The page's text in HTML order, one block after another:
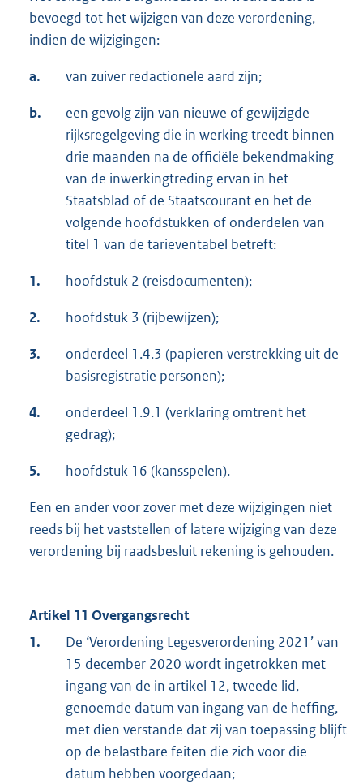
bevoegd tot het wijzigen van deze verordening,
indien de wijzigingen:
a. van zuiver redactionele aard zijn;
b.
een gevolg zijn van nieuwe of gewijzigde
rijksregelgeving die in werking treedt binnen
drie maanden na de officiële bekendmaking
van de inwerkingtreding ervan in het
Staatsblad of de Staatscourant en het de
volgende hoofdstukken of onderdelen van
titel 1 van de tarieventabel betreft:
1. hoofdstuk 2 (reisdocumenten);
2. hoofdstuk 3 (rijbewijzen);
3.
onderdeel 1.4.3 (papieren verstrekking uit de
basisregistratie personen);
4.
onderdeel 1.9.1 (verklaring omtrent het
gedrag);
5. hoofdstuk 16 (kansspelen).
Een en ander voor zover met deze wijzigingen niet
reeds bij het vaststellen of latere wijziging van deze
verordening bij raadsbesluit rekening is gehouden.
Artikel 11 Overgangsrecht
1.
De ‘Verordening Legesverordening 2021’ van
15 december 2020 wordt ingetrokken met
ingang van de in artikel 12, tweede lid,
genoemde datum van ingang van de heffing,
met dien verstande dat zij van toepassing blijft
op de belastbare feiten die zich voor die
datum hebben voorgedaan;